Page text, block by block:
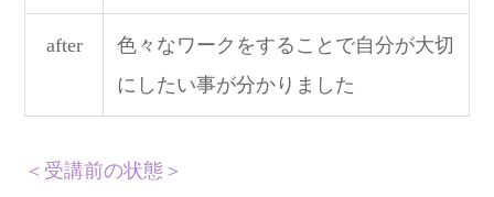
after
色々なワークをすることで自分が大切
にしたい事が分かりました
＜受講前の状態＞